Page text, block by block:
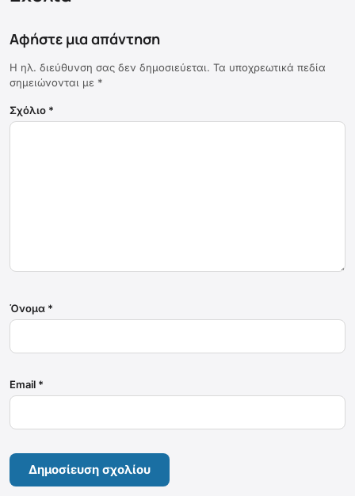
Αφήστε μια απάντηση
Η ηλ. διεύθυνση σας δεν δημοσιεύεται. Τα υποχρεωτικά πεδία
σημειώνονται με *
Σχόλιο *
Όνομα *
Email *